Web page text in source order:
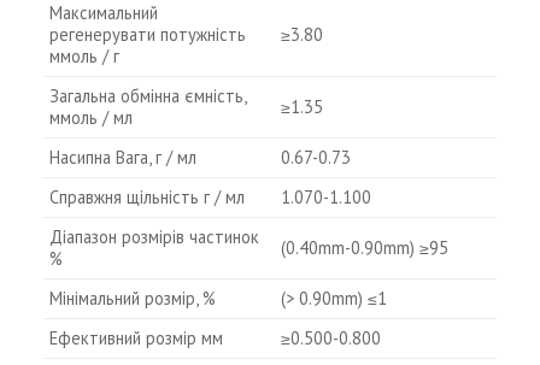
Максимальний
регенерувати потужність
ммоль / г
≥3.80
Загальна обмінна ємність,
ммоль / мл
≥1.35
Насипна Вага, г / мл
0.67-0.73
Справжня щільність г / мл
1.070-1.100
Діапазон розмірів частинок
%
(0.40mm-0.90mm) ≥95
Мінімальний розмір, %
(> 0.90mm) ≤1
Ефективний розмір мм
≥0.500-0.800